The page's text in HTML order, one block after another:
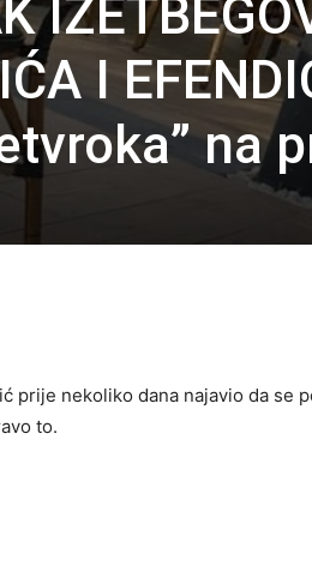
I
na
prije nekoliko dana najavio da se
to.